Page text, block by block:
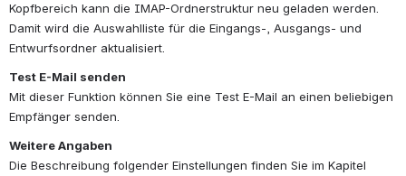
Kopfbereich kann die IMAP-Ordnerstruktur neu geladen werden.
Damit wird die Auswahlliste für die Eingangs-, Ausgangs- und
Entwurfsordner aktualisiert.
Test E-Mail senden
Mit dieser Funktion können Sie eine Test E-Mail an einen beliebigen
Empfänger senden.
Weitere Angaben
Die Beschreibung folgender Einstellungen finden Sie im Kapitel